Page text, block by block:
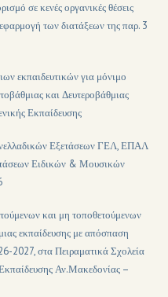
σε κενές οργανικές θέσεις
των διατάξεων της παρ. 3
εκπαιδευτικών για μόνιμο
και Δευτεροβάθμιας
Εκπαίδευσης
Εξετάσεων ΓΕΛ, ΕΠΑΛ
Ειδικών & Μουσικών
και μη τοποθετούμενων
εκπαίδευσης με απόσπαση
2027, στα Πειραματικά Σχολεία
Αν.Μακεδονίας –